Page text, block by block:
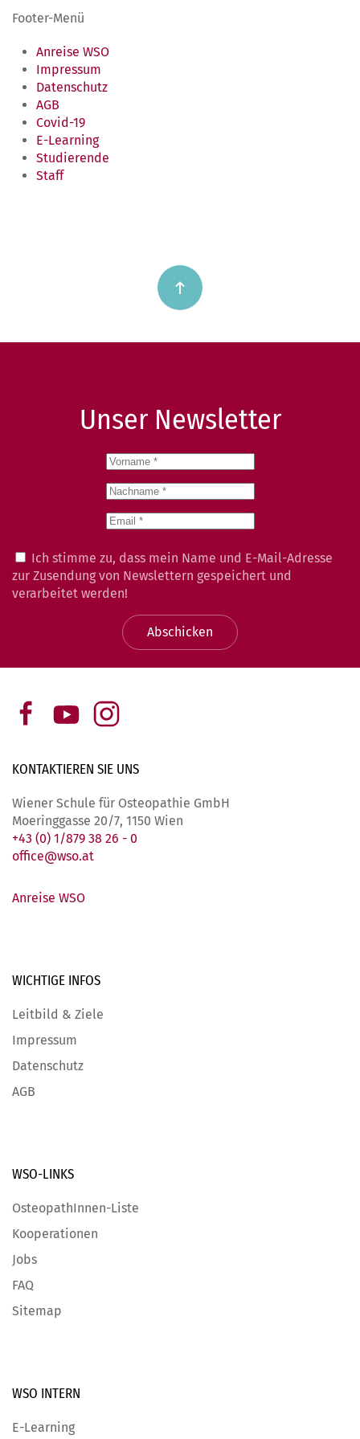
Footer-Menü
Anreise WSO
Impressum
Datenschutz
AGB
Covid-19
E-Learning
Studierende
Staff
Unser Newsletter
Ich stimme zu, dass mein Name und E-Mail-Adresse
zur Zusendung von Newslettern gespeichert und
verarbeitet werden!
Abschicken
KONTAKTIEREN SIE UNS
Wiener Schule für Osteopathie GmbH
Moeringgasse 20/7, 1150 Wien
+43 (0) 1/879 38 26 - 0
office@wso.at
Anreise WSO
WICHTIGE INFOS
Leitbild & Ziele
Impressum
Datenschutz
AGB
WSO-LINKS
OsteopathInnen-Liste
Kooperationen
Jobs
FAQ
Sitemap
WSO INTERN
E-Learning